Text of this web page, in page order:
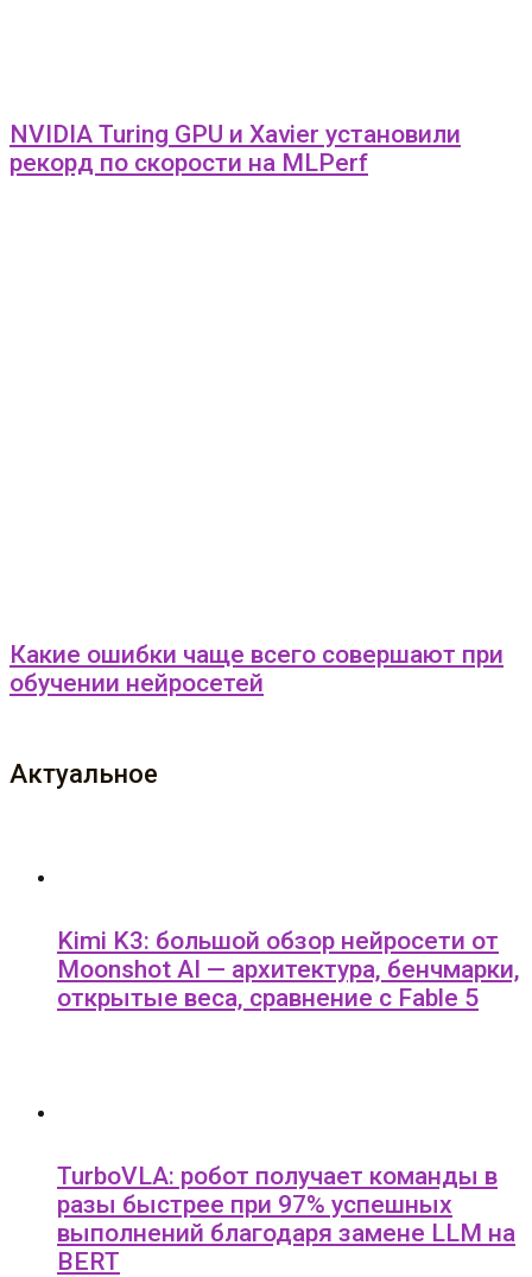
NVIDIA Turing GPU и Xavier установили
рекорд по скорости на MLPerf
Какие ошибки чаще всего совершают при
обучении нейросетей
Актуальное
Kimi K3: большой обзор нейросети от
Moonshot AI — архитектура, бенчмарки,
открытые веса, сравнение с Fable 5
TurboVLA: робот получает команды в
разы быстрее при 97% успешных
выполнений благодаря замене LLM на
BERT